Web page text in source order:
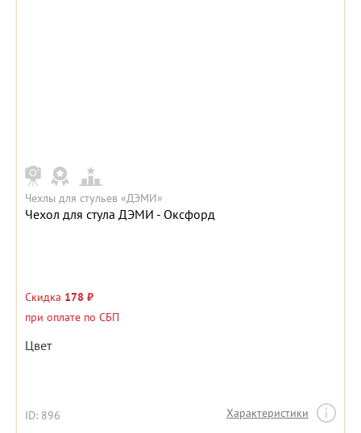
Чехлы для стульев «ДЭМИ»
Чехол для стула ДЭМИ - Оксфорд
Скидка 178 ₽
при оплате по СБП
Цвет
ID: 896 Характеристики